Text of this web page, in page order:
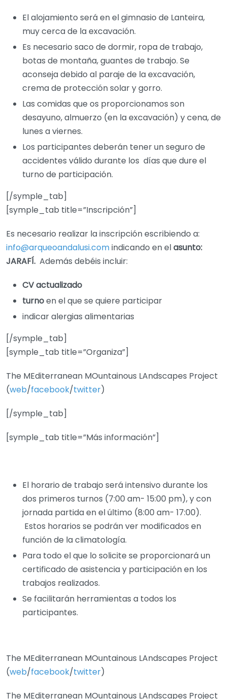
El alojamiento será en el gimnasio de Lanteira,
muy cerca de la excavación.
Es necesario saco de dormir, ropa de trabajo,
botas de montaña, guantes de trabajo. Se
aconseja debido al paraje de la excavación,
crema de protección solar y gorro.
Las comidas que os proporcionamos son
desayuno, almuerzo (en la excavación) y cena, de
lunes a viernes.
Los participantes deberán tener un seguro de
accidentes válido durante los días que dure el
turno de participación.
[/symple_tab]
[symple_tab title=”Inscripción”]
Es necesario realizar la inscripción escribiendo a:
info@arqueoandalusi.comindicando en elasunto:
JARAFÍ. Además debéis incluir:
CV actualizado
turnoen el que se quiere participar
indicar alergias alimentarias
[/symple_tab]
[symple_tab title=”Organiza”]
The MEditerranean MOuntainous LAndscapes Project
(web/facebook/twitter)
[/symple_tab]
[symple_tab title=”Más información”]
El horario de trabajo será intensivo durante los
dos primeros turnos (7:00 am- 15:00 pm), y con
jornada partida en el último (8:00 am- 17:00).
Estos horarios se podrán ver modificados en
función de la climatología.
Para todo el que lo solicite se proporcionará un
certificado de asistencia y participación en los
trabajos realizados.
Se facilitarán herramientas a todos los
participantes.
The MEditerranean MOuntainous LAndscapes Project
(web/facebook/twitter)
The MEditerranean MOuntainous LAndscapes Project